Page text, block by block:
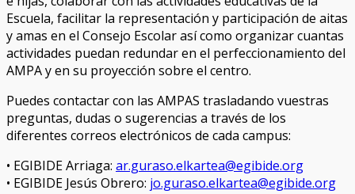
Escuela, facilitar la representación y participación de aitas
y amas en el Consejo Escolar así como organizar cuantas
actividades puedan redundar en el perfeccionamiento del
AMPA y en su proyección sobre el centro.
Puedes contactar con las AMPAS trasladando vuestras
preguntas, dudas o sugerencias a través de los
diferentes correos electrónicos de cada campus:
• EGIBIDE Arriaga: ar.guraso.elkartea@egibide.org
• EGIBIDE Jesús Obrero: jo.guraso.elkartea@egibide.org